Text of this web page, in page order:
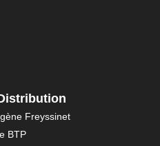
Freyssinet
BTP